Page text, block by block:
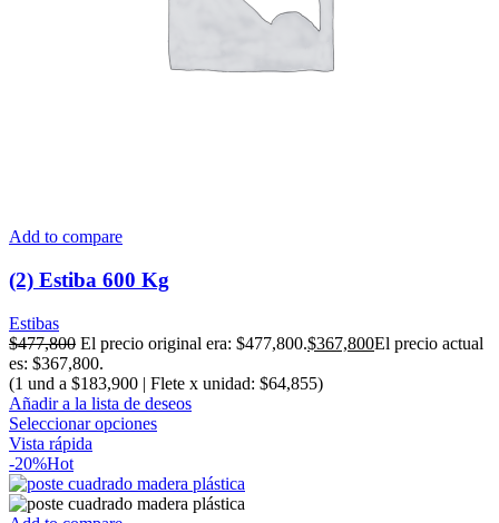
Add to compare
(2) Estiba 600 Kg
Estibas
$477,800 El precio original era: $477,800.$367,800El precio actual
es: $367,800.
(1 und a $183,900 | Flete x unidad: $64,855)
Añadir a la lista de deseos
Seleccionar opciones
Vista rápida
-20%Hot